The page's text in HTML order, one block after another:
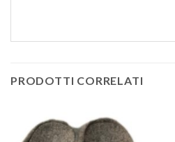
PRODOTTI CORRELATI